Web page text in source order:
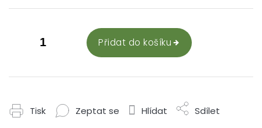
Přidat do košíku
Tisk Zeptat se Hlídat Sdílet